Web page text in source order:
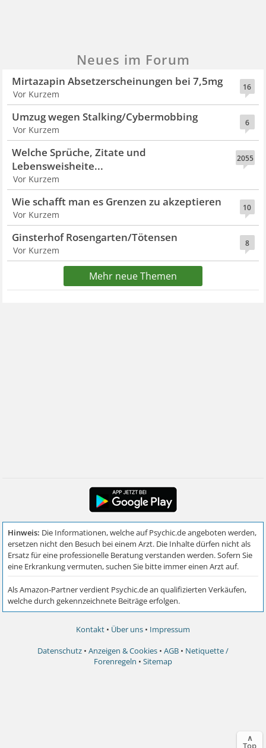
Neues im Forum
16
Mirtazapin Absetzerscheinungen bei 7,5mg
Vor Kurzem
6
Umzug wegen Stalking/Cybermobbing
Vor Kurzem
2055
Welche Sprüche, Zitate und
Lebensweisheite...
Vor Kurzem
10
Wie schafft man es Grenzen zu akzeptieren
Vor Kurzem
8
Ginsterhof Rosengarten/Tötensen
Vor Kurzem
Mehr neue Themen
Kontakt • Über uns • Impressum
Datenschutz • Anzeigen & Cookies • AGB • Netiquette /
Forenregeln • Sitemap
∧
Top